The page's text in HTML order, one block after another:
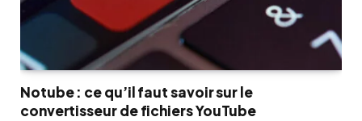
Notube : ce qu’il faut savoir sur le
convertisseur de fichiers YouTube